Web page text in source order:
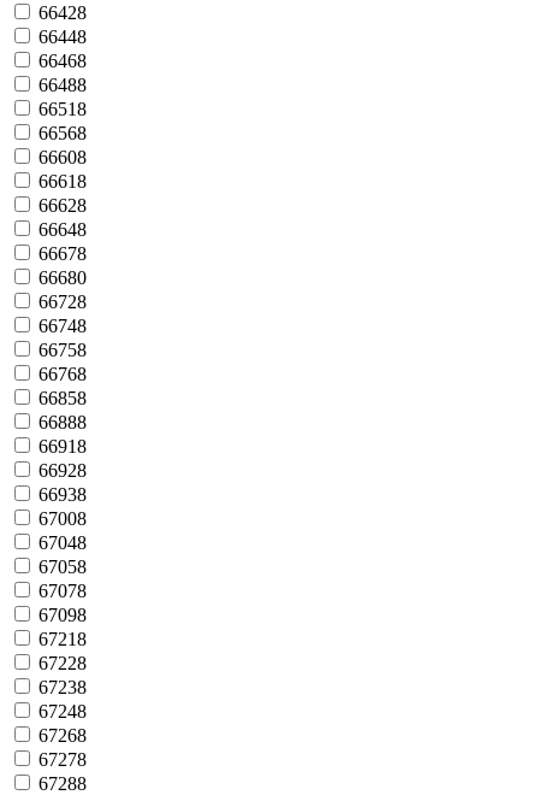
66428
66448
66468
66488
66518
66568
66608
66618
66628
66648
66678
66680
66728
66748
66758
66768
66858
66888
66918
66928
66938
67008
67048
67058
67078
67098
67218
67228
67238
67248
67268
67278
67288